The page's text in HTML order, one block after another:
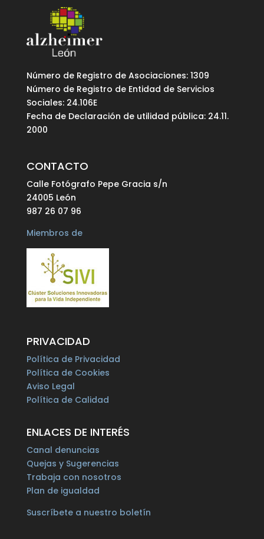
Número de Registro de Asociaciones: 1309
Número de Registro de Entidad de Servicios
Sociales: 24.106E
Fecha de Declaración de utilidad pública: 24.11.
2000
CONTACTO
Calle Fotógrafo Pepe Gracia s/n
24005 León
987 26 07 96
Miembros de
PRIVACIDAD
Política de Privacidad
Política de Cookies
Aviso Legal
Política de Calidad
ENLACES DE INTERÉS
Canal denuncias
Quejas y Sugerencias
Trabaja con nosotros
Plan de igualdad
Suscríbete a nuestro boletín